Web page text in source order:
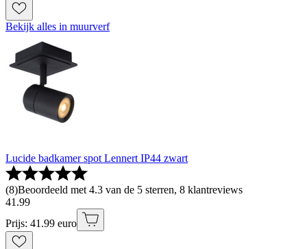
Bekijk alles in muurverf
Lucide badkamer spot Lennert IP44 zwart
(8)Beoordeeld met 4.3 van de 5 sterren, 8 klantreviews
41 .99
Prijs: 41.99 euro